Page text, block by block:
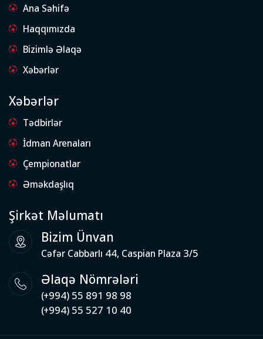
Ana Səhifə
Haqqımızda
Bizimlə Əlaqə
Xəbərlər
Xəbərlər
Tədbirlər
İdman Arenaları
Çempionatlar
Əməkdaşlıq
Şirkət Məlumatı
Bizim Ünvan
Cəfər Cabbarlı 44, Caspian Plaza 3/5
Əlaqə Nömrələri
(+994) 55 891 98 98
(+994) 55 527 10 40